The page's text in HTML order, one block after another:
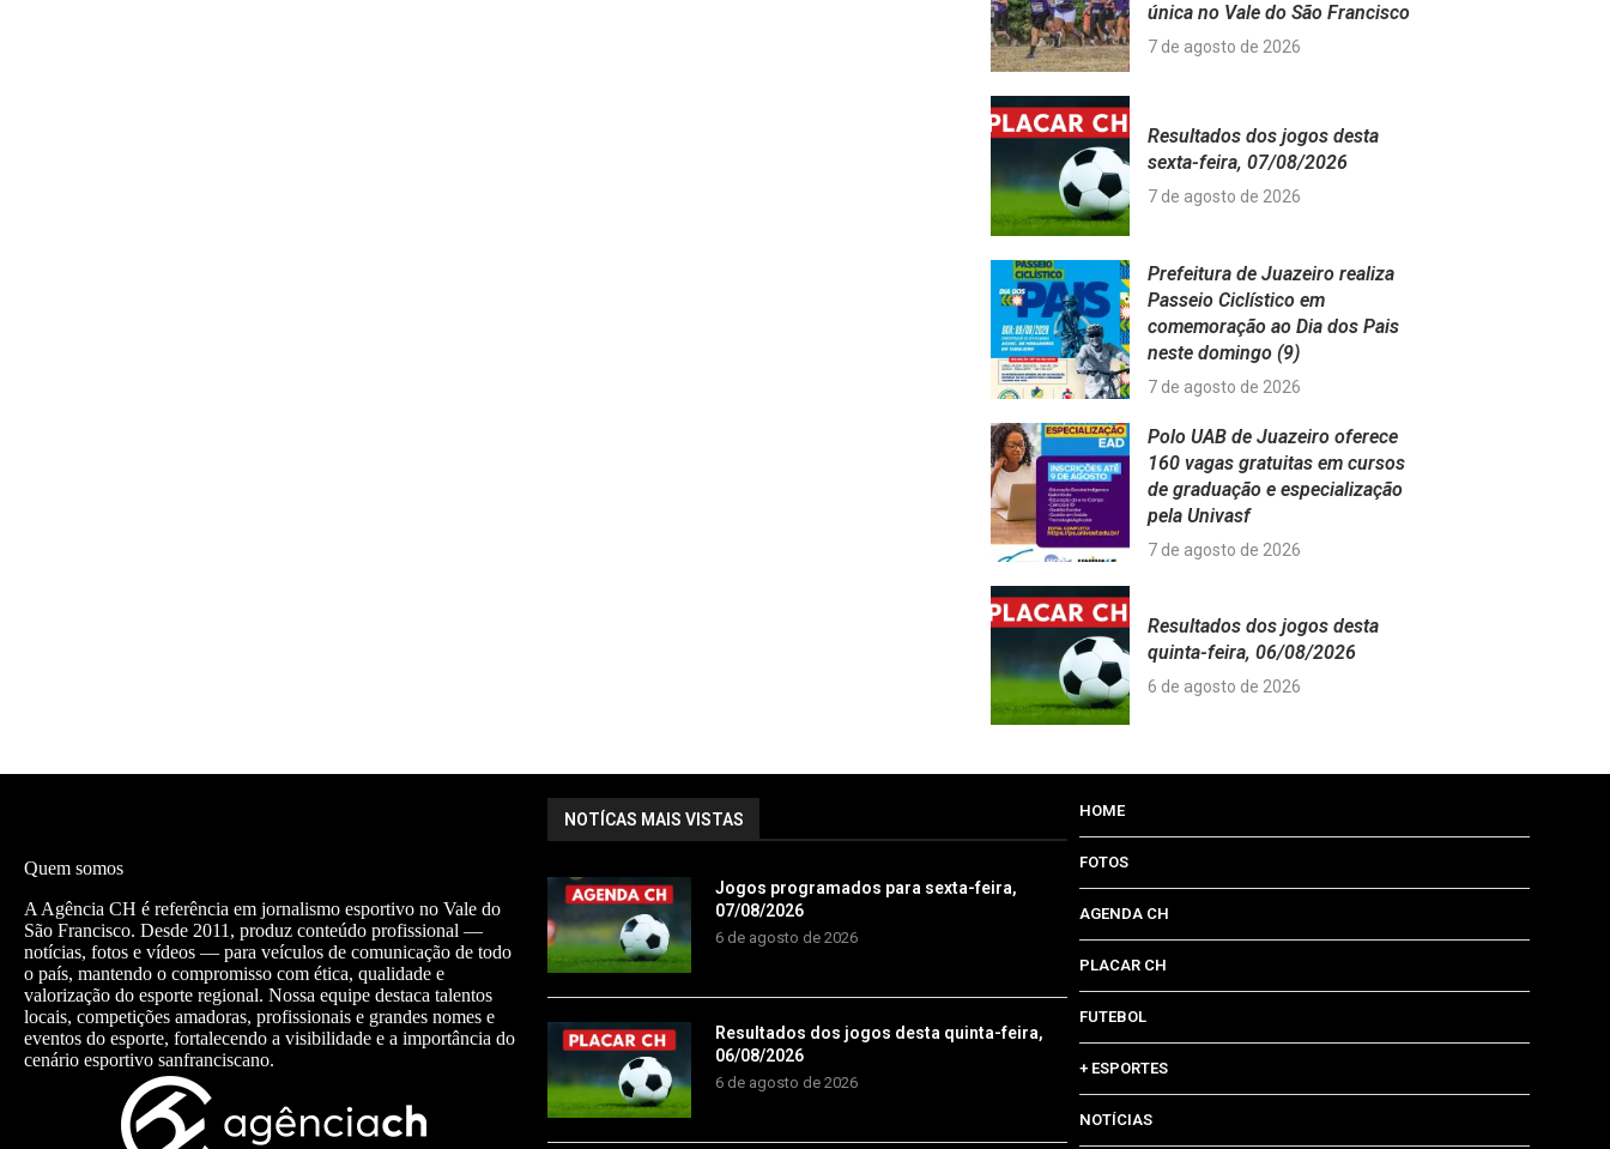
única no Vale do São Francisco
7 de agosto de 2026
Resultados dos jogos desta
sexta-feira, 07/08/2026
7 de agosto de 2026
Prefeitura de Juazeiro realiza
Passeio Ciclístico em
comemoração ao Dia dos Pais
neste domingo (9)
7 de agosto de 2026
Polo UAB de Juazeiro oferece
160 vagas gratuitas em cursos
de graduação e especialização
pela Univasf
7 de agosto de 2026
Resultados dos jogos desta
quinta-feira, 06/08/2026
6 de agosto de 2026
Quem somos
A Agência CH é referência em jornalismo esportivo no Vale do
São Francisco. Desde 2011, produz conteúdo profissional —
notícias, fotos e vídeos — para veículos de comunicação de todo
o país, mantendo o compromisso com ética, qualidade e
valorização do esporte regional. Nossa equipe destaca talentos
locais, competições amadoras, profissionais e grandes nomes e
eventos do esporte, fortalecendo a visibilidade e a importância do
cenário esportivo sanfranciscano.
NOTÍCAS MAIS VISTAS
Jogos programados para sexta-feira,
07/08/2026
6 de agosto de 2026
Resultados dos jogos desta quinta-feira,
06/08/2026
6 de agosto de 2026
HOME
FOTOS
AGENDA CH
PLACAR CH
FUTEBOL
+ ESPORTES
NOTÍCIAS